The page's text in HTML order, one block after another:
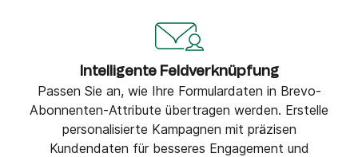
Intelligente Feldverknüpfung
Passen Sie an, wie Ihre Formulardaten in Brevo-
Abonnenten-Attribute übertragen werden. Erstelle
personalisierte Kampagnen mit präzisen
Kundendaten für besseres Engagement und